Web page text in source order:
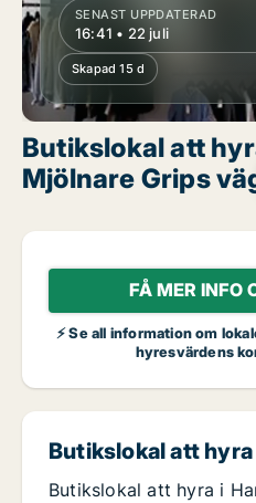
SENAST UPPDATERAD
16:41 • 22 juli
Skapad 15 d
Butikslokal att
Mjölnare Grips
FÅ MER INFO
⚡ Se all information om
hyresvärdens
Butikslokal att hyra
Butikslokal att hyra i